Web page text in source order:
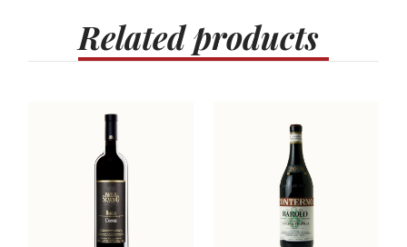
Relatedproducts